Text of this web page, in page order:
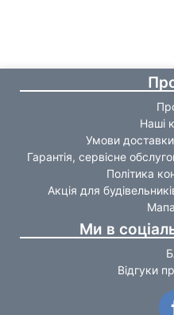
Наші
Умови
Гарантія, сервісне
Політика
Акція для
Ми в
Відгуки